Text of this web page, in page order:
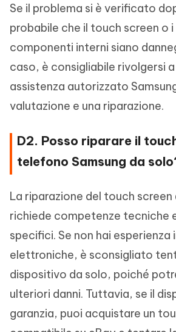
Se il problema si è verificato
probabile che il touch screen o i
componenti interni siano
caso, è consigliabile rivolgersi
assistenza autorizzato
valutazione e una riparazione.
D2. Posso riparare il
telefono Samsung da
La riparazione del touch
richiede competenze tecniche
specifici. Se non hai esperienza
elettroniche, è sconsigliato
dispositivo da solo, poiché
ulteriori danni. Tuttavia, se il
garanzia, puoi acquistare un